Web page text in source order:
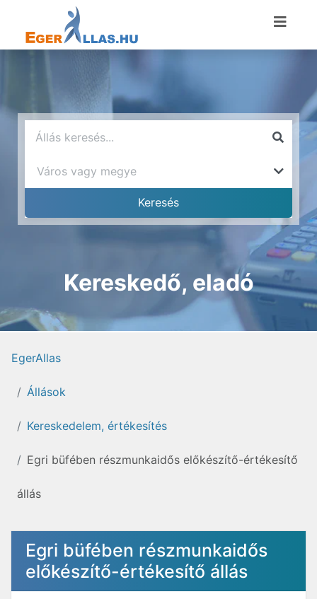
Kereskedő, eladó
EgerAllas
Állások
Kereskedelem, értékesítés
Egri büfében részmunkaidős előkészítő-értékesítő
állás
Egri büfében részmunkaidős
előkészítő-értékesítő állás